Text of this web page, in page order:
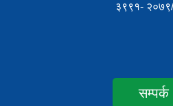
३९९१-
सम्पर्क